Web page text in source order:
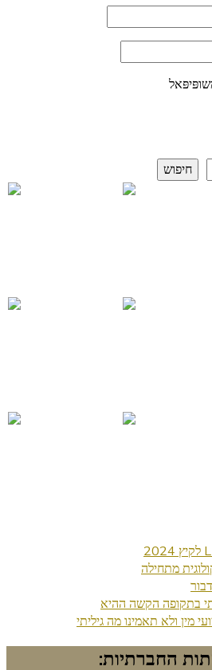
חיפוש
מתחילה
בתקופה הקשה ההיא
מין ולא תאמינו מה גיליתי
החברתיות: